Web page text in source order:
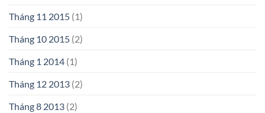
Tháng 11 2015 (1)
Tháng 10 2015 (2)
Tháng 1 2014 (1)
Tháng 12 2013 (2)
Tháng 8 2013 (2)